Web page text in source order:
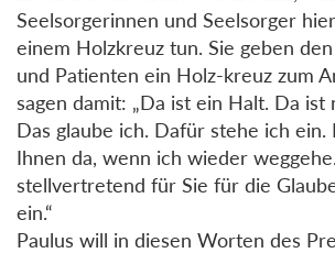
Seelsorgerinnen und Seelsorger
einem Holzkreuz tun. Sie geben
und Patienten ein Holz-kreuz zum
sagen damit: „Da ist ein Halt. Da ist
Das glaube ich. Dafür stehe ich ein.
Ihnen da, wenn ich wieder
stellvertretend für Sie für die
ein.“
Paulus will in diesen Worten des